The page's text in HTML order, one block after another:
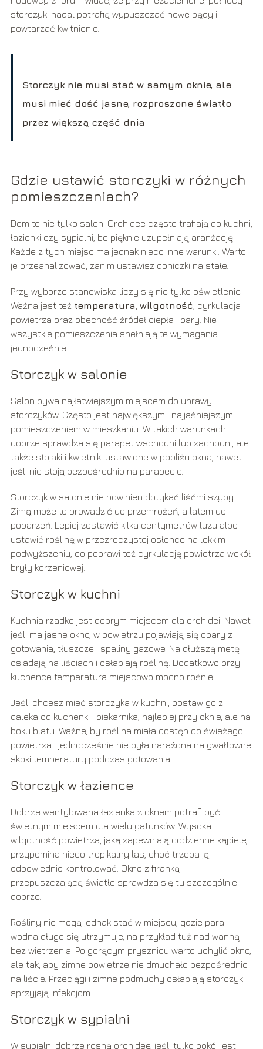
storczyki nadal potrafią wypuszczać nowe pędy i
powtarzać kwitnienie.
Storczyk nie musi stać w samym oknie, ale
musi mieć dość jasne, rozproszone światło
przez większą część dnia
Gdzie ustawić storczyki w różnych
pomieszczeniach?
Dom to nie tylko salon. Orchidee często trafiają do kuchni,
łazienki czy sypialni, bo pięknie uzupełniają aranżację.
Każde z tych miejsc ma jednak nieco inne warunki. Warto
je przeanalizować, zanim ustawisz doniczki na stałe.
Przy wyborze stanowiska liczy się nie tylko oświetlenie.
Ważna jest też temperatura wilgotność , cyrkulacja
powietrza oraz obecność źródeł ciepła i pary. Nie
wszystkie pomieszczenia spełniają te wymagania
jednocześnie.
Storczyk w salonie
Salon bywa najłatwiejszym miejscem do uprawy
storczyków. Często jest największym i najjaśniejszym
pomieszczeniem w mieszkaniu. W takich warunkach
dobrze sprawdza się parapet wschodni lub zachodni, ale
także stojaki i kwietniki ustawione w pobliżu okna, nawet
jeśli nie stoją bezpośrednio na parapecie.
Storczyk w salonie nie powinien dotykać liśćmi szyby.
Zimą może to prowadzić do przemrożeń, a latem do
poparzeń. Lepiej zostawić kilka centymetrów luzu albo
ustawić roślinę w przezroczystej osłonce na lekkim
podwyższeniu, co poprawi też cyrkulację powietrza wokół
bryły korzeniowej.
Storczyk w kuchni
Kuchnia rzadko jest dobrym miejscem dla orchidei. Nawet
jeśli ma jasne okno, w powietrzu pojawiają się opary z
gotowania, tłuszcze i spaliny gazowe. Na dłuższą metę
osiadają na liściach i osłabiają roślinę. Dodatkowo przy
kuchence temperatura miejscowo mocno rośnie.
Jeśli chcesz mieć storczyka w kuchni, postaw go z
daleka od kuchenki i piekarnika, najlepiej przy oknie, ale na
boku blatu. Ważne, by roślina miała dostęp do świeżego
powietrza i jednocześnie nie była narażona na gwałtowne
skoki temperatury podczas gotowania.
Storczyk w łazience
Dobrze wentylowana łazienka z oknem potrafi być
świetnym miejscem dla wielu gatunków. Wysoka
wilgotność powietrza, jaką zapewniają codzienne kąpiele,
przypomina nieco tropikalny las, choć trzeba ją
odpowiednio kontrolować. Okno z firanką
przepuszczającą światło sprawdza się tu szczególnie
dobrze.
Rośliny nie mogą jednak stać w miejscu, gdzie para
wodna długo się utrzymuje, na przykład tuż nad wanną
bez wietrzenia. Po gorącym prysznicu warto uchylić okno,
ale tak, aby zimne powietrze nie dmuchało bezpośrednio
na liście. Przeciągi i zimne podmuchy osłabiają storczyki i
sprzyjają infekcjom.
Storczyk w sypialni
W sypialni dobrze rosną orchidee, jeśli tylko pokój jest